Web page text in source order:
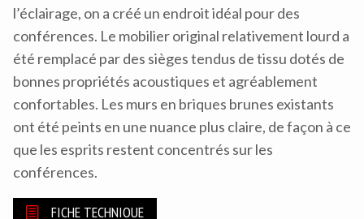
l’éclairage, on a créé un endroit idéal pour des
conférences. Le mobilier original relativement lourd a
été remplacé par des sièges tendus de tissu dotés de
bonnes propriétés acoustiques et agréablement
confortables. Les murs en briques brunes existants
ont été peints en une nuance plus claire, de façon à ce
que les esprits restent concentrés sur les
conférences.
FICHE TECHNIQUE